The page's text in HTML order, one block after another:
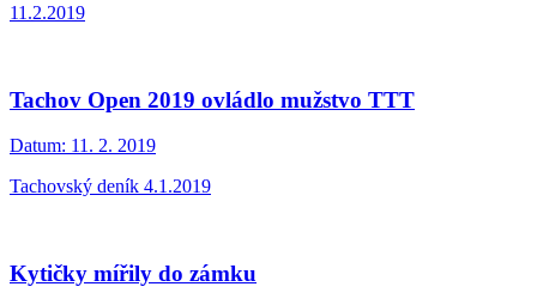
11.2.2019
Tachov Open 2019 ovládlo mužstvo TTT
Datum: 11. 2. 2019
Tachovský deník 4.1.2019
Kytičky mířily do zámku